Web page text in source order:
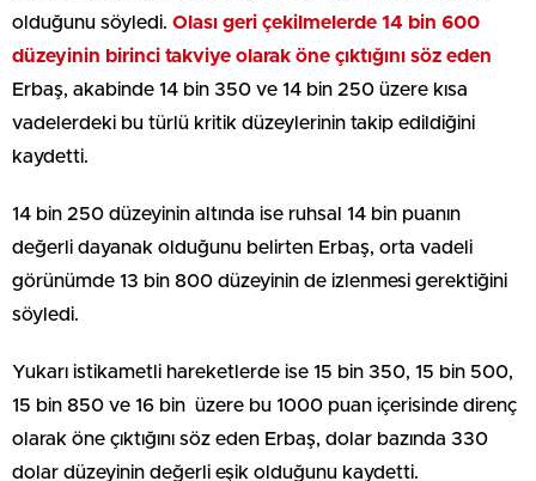
olduğunu söyledi. Olası geri çekilmelerde 14 bin 600
düzeyinin birinci takviye olarak öne çıktığını söz eden
Erbaş, akabinde 14 bin 350 ve 14 bin 250 üzere kısa
vadelerdeki bu türlü kritik düzeylerinin takip edildiğini
kaydetti.
14 bin 250 düzeyinin altında ise ruhsal 14 bin puanın
değerli dayanak olduğunu belirten Erbaş, orta vadeli
görünümde 13 bin 800 düzeyinin de izlenmesi gerektiğini
söyledi.
Yukarı istikametli hareketlerde ise 15 bin 350, 15 bin 500,
15 bin 850 ve 16 bin üzere bu 1000 puan içerisinde direnç
olarak öne çıktığını söz eden Erbaş, dolar bazında 330
dolar düzeyinin değerli eşik olduğunu kaydetti.